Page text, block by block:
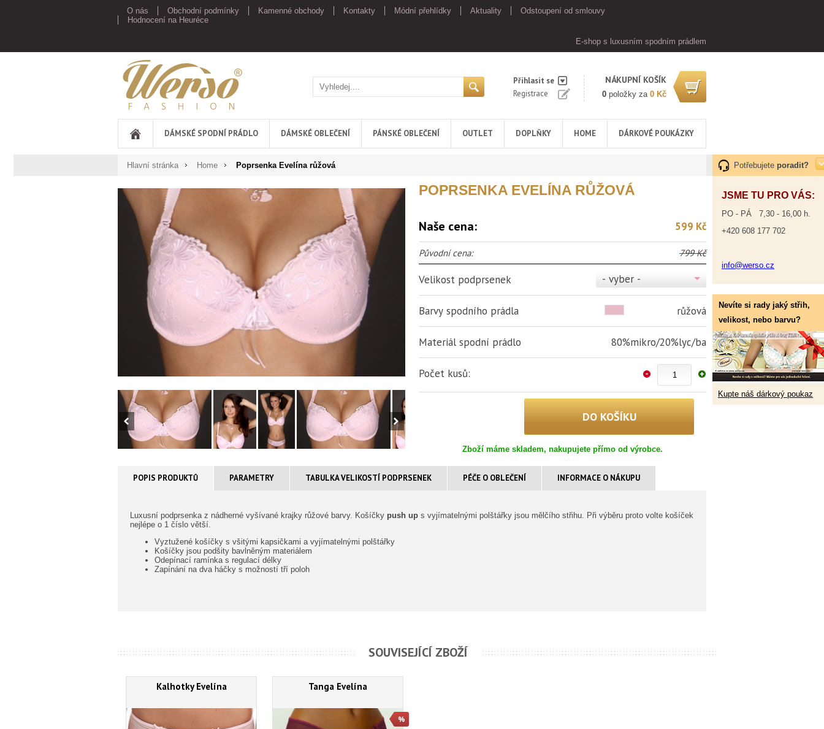
O nás Obchodní podmínky Kamenné obchody Kontakty Módní přehlídky Aktuality
Odstoupení od smlouvy
Hodnocení na Heuréce
E-shop s luxusním spodním prádlem
Werso
Přihlasit se
Registrace
NÁKUPNÍ KOŠÍK
0 položky za 0 Kč
DÁMSKÉ SPODNÍ PRÁDLO DÁMSKÉ OBLEČENÍ PÁNSKÉ OBLEČENÍ OUTLET DOPLŇKY HOME DÁRKOVÉ POUKÁZKY
Potřebujete poradit?
JSME TU PRO VÁS:
PO - PÁ 7,30 - 16,00 h.
+420 608 177 702
info@werso.cz
Nevíte si rady jaký střih,
velikost, nebo barvu?
Kupte náš dárkový poukaz
Hlavní stránka Home Poprsenka Evelína růžová
POPRSENKA EVELÍNA RŮŽOVÁ
Naše cena: 599 Kč
Původní cena: 799 Kč
Velikost podprsenek - vyber -
Barvy spodního prádla růžová
Materiál spodní prádlo 80%mikro/20%lyc/ba
Počet kusů:
Zboží máme skladem, nakupujete přímo od výrobce.
POPIS PRODUKTŮ PARAMETRY TABULKA VELIKOSTÍ PODPRSENEK PÉČE O OBLEČENÍ INFORMACE O NÁKUPU
Luxusní podprsenka z nádherné vyšívané krajky růžové barvy. Košíčky push up s vyjímatelnými polštářky jsou mělčího střihu. Při výběru proto volte košíček
nejlépe o 1 číslo větší.
Vyztužené košíčky s všitými kapsičkami a vyjímatelnými polštářky
Košíčky jsou podšity bavlněným materiálem
Odepínací ramínka s regulací délky
Zapínání na dva háčky s možností tří poloh
SOUVISEJÍCÍ ZBOŽÍ
Kalhotky Evelína Tanga Evelína